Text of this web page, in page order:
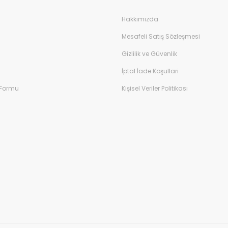
Hakkımızda
Mesafeli Satış Sözleşmesi
Gizlilik ve Güvenlik
İptal İade Koşullari
Kişisel Veriler Politikası